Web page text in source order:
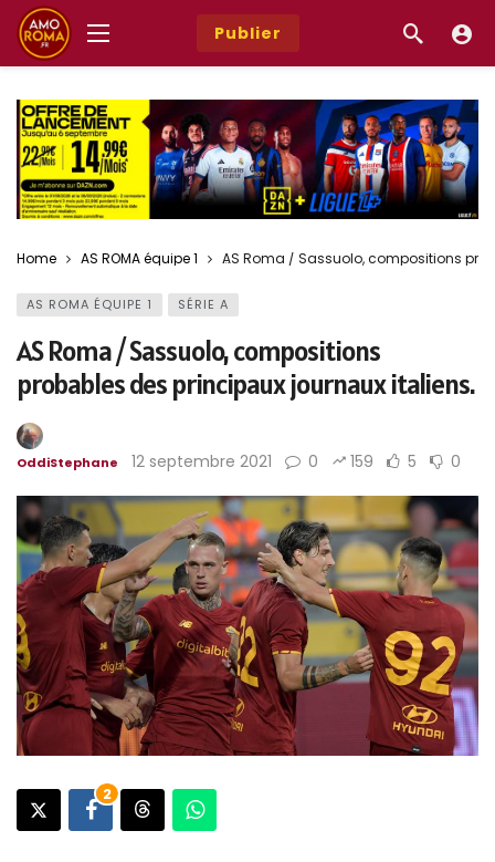
Publier
Home AS ROMA équipe 1 AS Roma / Sassuolo, compositions
AS ROMA ÉQUIPE 1 SÉRIE A
AS Roma / Sassuolo, compositions
probables des principaux journaux italiens.
OddiStephane 12 septembre 2021 0 159 5 0
2